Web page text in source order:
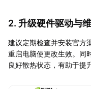
2. 升级硬件驱动与
建议定期检查并安装官方
重启电脑使更改生效。同
良好散热状态，有助于提